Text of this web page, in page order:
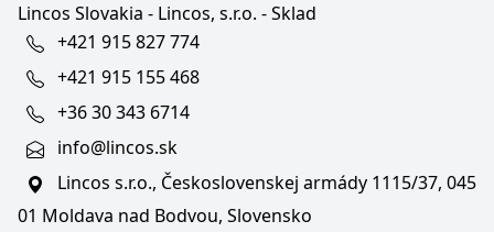
Lincos Slovakia - Lincos, s.r.o. - Sklad
+421 915 827 774
+421 915 155 468
+36 30 343 6714
info@lincos.sk
Lincos s.r.o., Československej armády 1115/37, 045
01 Moldava nad Bodvou, Slovensko